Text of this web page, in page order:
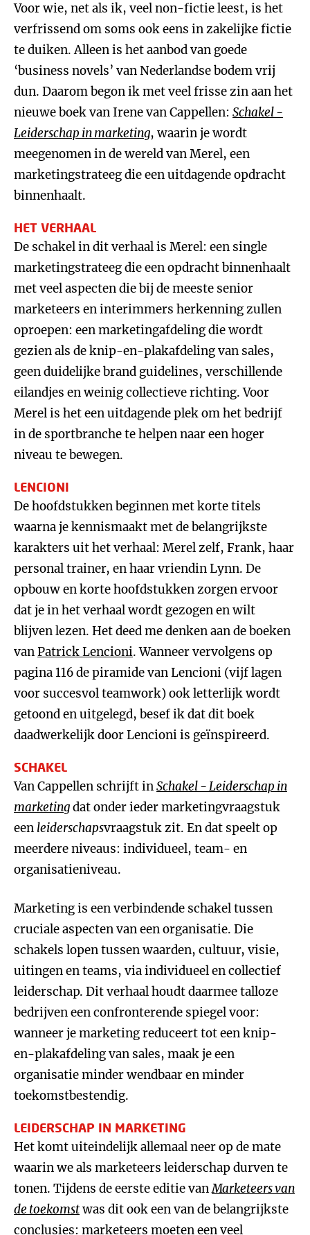
Voor wie, net als ik, veel non-fictie leest, is het
verfrissend om soms ook eens in zakelijke fictie
te duiken. Alleen is het aanbod van goede
‘business novels’ van Nederlandse bodem vrij
dun. Daarom begon ik met veel frisse zin aan het
nieuwe boek van Irene van Cappellen: Schakel -
Leiderschap in marketing, waarin je wordt
meegenomen in de wereld van Merel, een
marketingstrateeg die een uitdagende opdracht
binnenhaalt.
HET VERHAAL
De schakel in dit verhaal is Merel: een single
marketingstrateeg die een opdracht binnenhaalt
met veel aspecten die bij de meeste senior
marketeers en interimmers herkenning zullen
oproepen: een marketingafdeling die wordt
gezien als de knip-en-plakafdeling van sales,
geen duidelijke brand guidelines, verschillende
eilandjes en weinig collectieve richting. Voor
Merel is het een uitdagende plek om het bedrijf
in de sportbranche te helpen naar een hoger
niveau te bewegen.
LENCIONI
De hoofdstukken beginnen met korte titels
waarna je kennismaakt met de belangrijkste
karakters uit het verhaal: Merel zelf, Frank, haar
personal trainer, en haar vriendin Lynn. De
opbouw en korte hoofdstukken zorgen ervoor
dat je in het verhaal wordt gezogen en wilt
blijven lezen. Het deed me denken aan de boeken
vanPatrick Lencioni. Wanneer vervolgens op
pagina 116 de piramide van Lencioni (vijf lagen
voor succesvol teamwork) ook letterlijk wordt
getoond en uitgelegd, besef ik dat dit boek
daadwerkelijk door Lencioni is geïnspireerd.
SCHAKEL
Van Cappellen schrijft inSchakel - Leiderschap in
marketingdat onder ieder marketingvraagstuk
een leiderschapsvraagstuk zit. En dat speelt op
meerdere niveaus: individueel, team- en
organisatieniveau.
Marketing is een verbindende schakel tussen
cruciale aspecten van een organisatie. Die
schakels lopen tussen waarden, cultuur, visie,
uitingen en teams, via individueel en collectief
leiderschap. Dit verhaal houdt daarmee talloze
bedrijven een confronterende spiegel voor:
wanneer je marketing reduceert tot een knip-
en-plakafdeling van sales, maak je een
organisatie minder wendbaar en minder
toekomstbestendig.
LEIDERSCHAP IN MARKETING
Het komt uiteindelijk allemaal neer op de mate
waarin we als marketeers leiderschap durven te
tonen. Tijdens de eerste editie vanMarketeers van
de toekomstwas dit ook een van de belangrijkste
conclusies: marketeers moeten een veel